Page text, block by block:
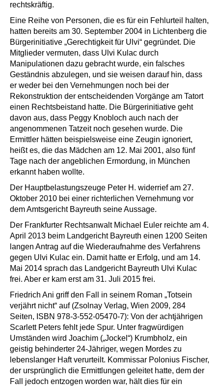
rechtskräftig.
Eine Reihe von Personen, die es für ein Fehlurteil halten,
hatten bereits am 30. September 2004 in Lichtenberg die
Bürgerinitiative „Gerechtigkeit für Ulvi“ gegründet. Die
Mitglieder vermuten, dass Ulvi Kulac durch
Manipulationen dazu gebracht wurde, ein falsches
Geständnis abzulegen, und sie weisen darauf hin, dass
er weder bei den Vernehmungen noch bei der
Rekonstruktion der entscheidenden Vorgänge am Tatort
einen Rechtsbeistand hatte. Die Bürgerinitiative geht
davon aus, dass Peggy Knobloch auch nach der
angenommenen Tatzeit noch gesehen wurde. Die
Ermittler hätten beispielsweise eine Zeugin ignoriert,
heißt es, die das Mädchen am 12. Mai 2001, also fünf
Tage nach der angeblichen Ermordung, in München
erkannt haben wollte.
Der Hauptbelastungszeuge Peter H. widerrief am 27.
Oktober 2010 bei einer richterlichen Vernehmung vor
dem Amtsgericht Bayreuth seine Aussage.
Der Frankfurter Rechtsanwalt Michael Euler reichte am 4.
April 2013 beim Landgericht Bayreuth einen 1200 Seiten
langen Antrag auf die Wiederaufnahme des Verfahrens
gegen Ulvi Kulac ein. Damit hatte er Erfolg, und am 14.
Mai 2014 sprach das Landgericht Bayreuth Ulvi Kulac
frei. Aber er kam erst am 31. Juli 2015 frei.
Friedrich Ani griff den Fall in seinem Roman „Totsein
verjährt nicht“ auf (Zsolnay Verlag, Wien 2009, 284
Seiten, ISBN 978-3-552-05470-7): Von der achtjährigen
Scarlett Peters fehlt jede Spur. Unter fragwürdigen
Umständen wird Joachim („Jockel“) Krumbholz, ein
geistig behinderter 24-Jähriger, wegen Mordes zu
lebenslanger Haft verurteilt. Kommissar Polonius Fischer,
der ursprünglich die Ermittlungen geleitet hatte, dem der
Fall jedoch entzogen worden war, hält dies für ein